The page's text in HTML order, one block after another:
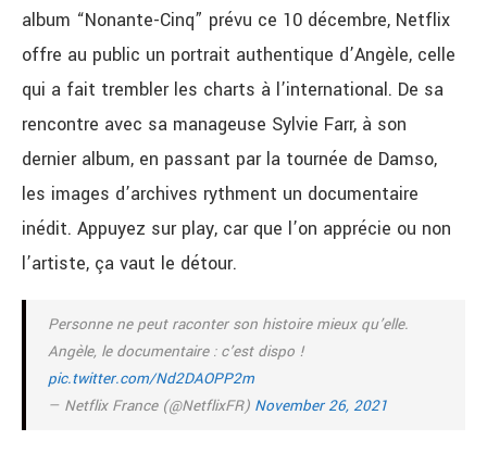
album “Nonante-Cinq” prévu ce 10 décembre, Netflix
offre au public un portrait authentique d’Angèle, celle
qui a fait trembler les charts à l’international. De sa
rencontre avec sa manageuse Sylvie Farr, à son
dernier album, en passant par la tournée de Damso,
les images d’archives rythment un documentaire
inédit. Appuyez sur play, car que l’on apprécie ou non
l’artiste, ça vaut le détour.
Personne ne peut raconter son histoire mieux qu’elle.
Angèle, le documentaire : c’est dispo !
pic.twitter.com/Nd2DAOPP2m
— Netflix France (@NetflixFR) November 26, 2021